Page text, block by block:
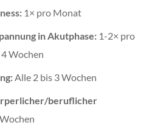
1× pro Monat
in Akutphase: 1-2× pro
Wochen
Alle 2 bis 3 Wochen
beruflicher